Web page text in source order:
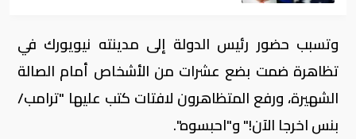
وتسبب حضور رئيس الدولة إلى مدينته نيويورك في
تظاهرة ضمت بضع عشرات من الأشخاص أمام الصالة
الشهيرة، ورفع المتظاهرون لافتات كتب عليها "ترامب/
بنس اخرجا الآن!" و"احبسوه".